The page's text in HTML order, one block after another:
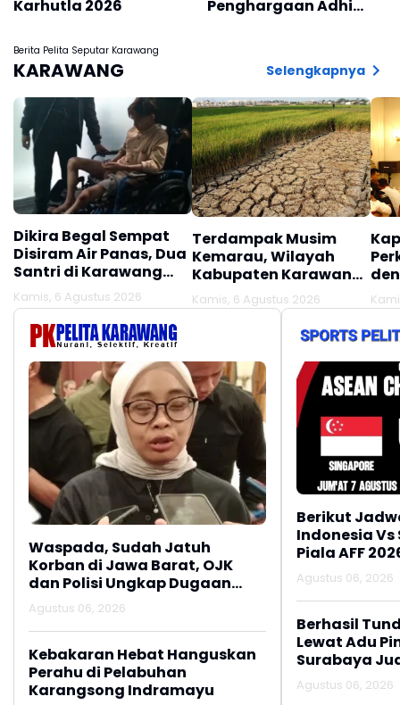
Karhutla 2026
Penghargaan Adhi
Berita Pelita Seputar Karawang
KARAWANG Selengkapnya
Dikira Begal Sempat
Disiram Air Panas, Dua
Santri di Karawang
Terluka Akibat Aksi
Oknum Linmas
Kamis, 6 Agustus 2026
Terdampak Musim
Kemarau, Wilayah
Kabupaten Karawang
Kekeringan Makin
Meluas
Kamis, 6 Agustus 2026
Waspada, Sudah Jatuh
Korban di Jawa Barat, OJK
dan Polisi Ungkap Dugaan
Penipuan Modus Titip Limit
Paylater
Agustus 06, 2026
Kebakaran Hebat Hanguskan
Perahu di Pelabuhan
Karangsong Indramayu
Berikut
Indonesia
Piala AFF
Agustus 06, 2026
Berhasil
Lewat Adu
Surabaya
2026
Agustus 06, 2026